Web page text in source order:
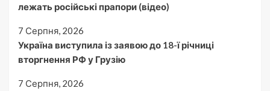
лежать російські прапори (відео)
7 Серпня, 2026
Україна виступила із заявою до 18-ї річниці
вторгнення РФ у Грузію
7 Серпня, 2026